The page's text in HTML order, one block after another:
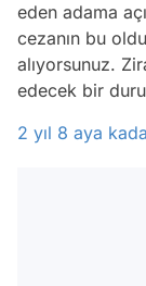
eden adama
cezanın bu
alıyorsunuz.
edecek bir
2 yıl 8 aya